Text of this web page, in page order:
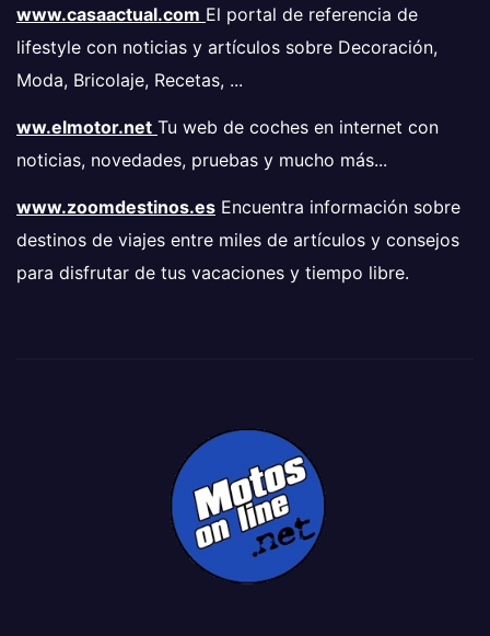
www.casaactual.com El portal de referencia de
lifestyle con noticias y artículos sobre Decoración,
Moda, Bricolaje, Recetas, ...
ww.elmotor.net Tu web de coches en internet con
noticias, novedades, pruebas y mucho más...
www.zoomdestinos.es Encuentra información sobre
destinos de viajes entre miles de artículos y consejos
para disfrutar de tus vacaciones y tiempo libre.